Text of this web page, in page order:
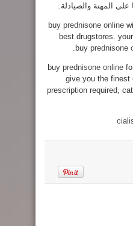
على المهنة والصيادلة.
buy prednisone online
best drugstores.
buy prednisone
buy prednisone online
give you the finest
prescription required,